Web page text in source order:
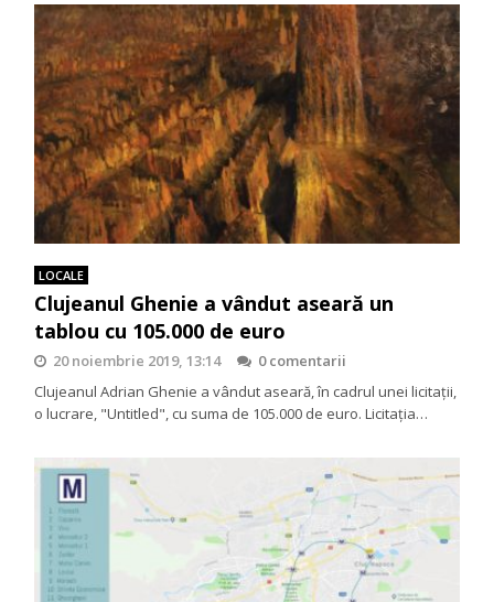
LOCALE
Clujeanul Ghenie a vândut aseară un
tablou cu 105.000 de euro
20 noiembrie 2019, 13:14
0 comentarii
Clujeanul Adrian Ghenie a vândut aseară, în cadrul unei licitaţii,
o lucrare, "Untitled", cu suma de 105.000 de euro. Licitaţia…